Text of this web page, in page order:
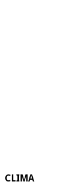
CLIMA